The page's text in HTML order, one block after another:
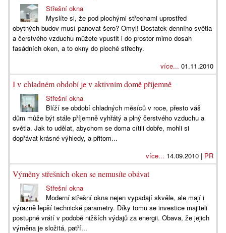
Střešní okna
Myslíte si, že pod plochými střechami uprostřed
obytných budov musí panovat šero? Omyl! Dostatek denního světla
a čerstvého vzduchu můžete vpustit i do prostor mimo dosah
fasádních oken, a to okny do ploché střechy.
více... 01.11.2010
I v chladném období je v aktivním domě příjemně
Střešní okna
Blíží se období chladných měsíců v roce, přesto váš
dům může být stále příjemně vyhřátý a plný čerstvého vzduchu a
světla. Jak to udělat, abychom se doma cítili dobře, mohli si
dopřávat krásné výhledy, a přitom...
více... 14.09.2010 | PR
Výměny střešních oken se nemusíte obávat
Střešní okna
Moderní střešní okna nejen vypadají skvěle, ale mají i
výrazně lepší technické parametry. Díky tomu se investice majiteli
postupně vrátí v podobě nižších výdajů za energii. Obava, že jejich
výměna je složitá, patří...